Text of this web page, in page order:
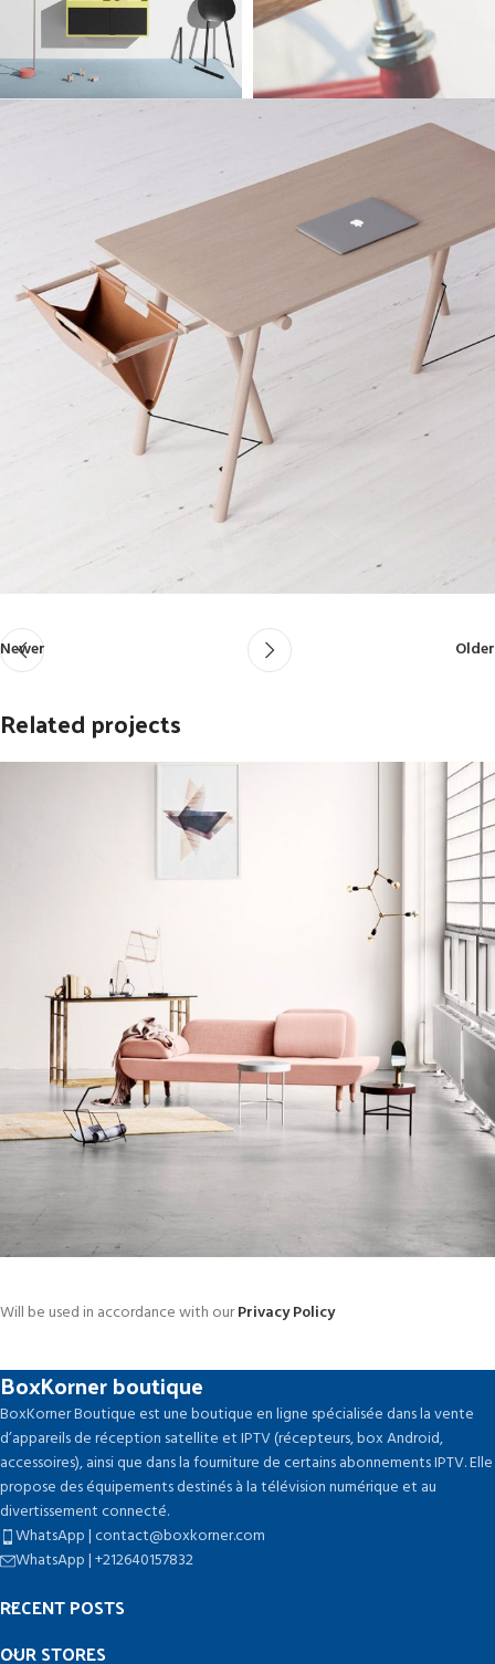
Newer Older
Related projects
Decor
Rhoncus quisque sollicitudin
Will be used in accordance with ourPrivacy Policy
BoxKorner boutique
BoxKorner Boutique est une boutique en ligne spécialisée dans la vente
d’appareils de réception satellite et IPTV (récepteurs, box Android,
accessoires), ainsi que dans la fourniture de certains abonnements IPTV. Elle
propose des équipements destinés à la télévision numérique et au
divertissement connecté.
WhatsApp | contact@boxkorner.com
WhatsApp | +212640157832
RECENT POSTS
OUR STORES